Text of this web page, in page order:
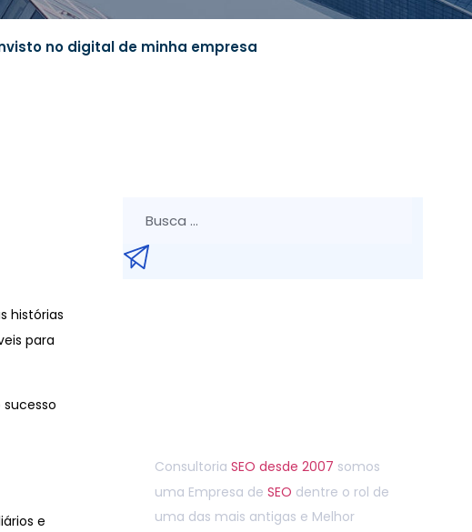
no digital de minha empresa
histórias
para
e
Consultoria SEO desde 2007 somos
uma Empresa de SEO dentre o rol de
uma das mais antigas e Melhor